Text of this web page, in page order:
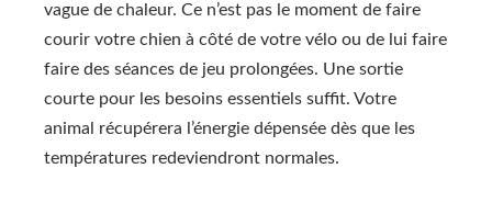
vague de chaleur. Ce n’est pas le moment de faire
courir votre chien à côté de votre vélo ou de lui faire
faire des séances de jeu prolongées. Une sortie
courte pour les besoins essentiels suffit. Votre
animal récupérera l’énergie dépensée dès que les
températures redeviendront normales.